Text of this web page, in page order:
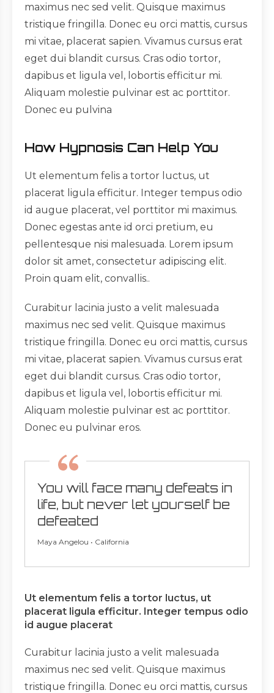
maximus nec sed velit. Quisque maximus
tristique fringilla. Donec eu orci mattis, cursus
mi vitae, placerat sapien. Vivamus cursus erat
eget dui blandit cursus. Cras odio tortor,
dapibus et ligula vel, lobortis efficitur mi.
Aliquam molestie pulvinar est ac porttitor.
Donec eu pulvina
How Hypnosis Can Help You
Ut elementum felis a tortor luctus, ut
placerat ligula efficitur. Integer tempus odio
id augue placerat, vel porttitor mi maximus.
Donec egestas ante id orci pretium, eu
pellentesque nisi malesuada. Lorem ipsum
dolor sit amet, consectetur adipiscing elit.
Proin quam elit, convallis..
Curabitur lacinia justo a velit malesuada
maximus nec sed velit. Quisque maximus
tristique fringilla. Donec eu orci mattis, cursus
mi vitae, placerat sapien. Vivamus cursus erat
eget dui blandit cursus. Cras odio tortor,
dapibus et ligula vel, lobortis efficitur mi.
Aliquam molestie pulvinar est ac porttitor.
Donec eu pulvinar eros.
You will face many defeats in
life, but never let yourself be
defeated
Maya Angelou • California
Ut elementum felis a tortor luctus, ut
placerat ligula efficitur. Integer tempus odio
id augue placerat
Curabitur lacinia justo a velit malesuada
maximus nec sed velit. Quisque maximus
tristique fringilla. Donec eu orci mattis, cursus